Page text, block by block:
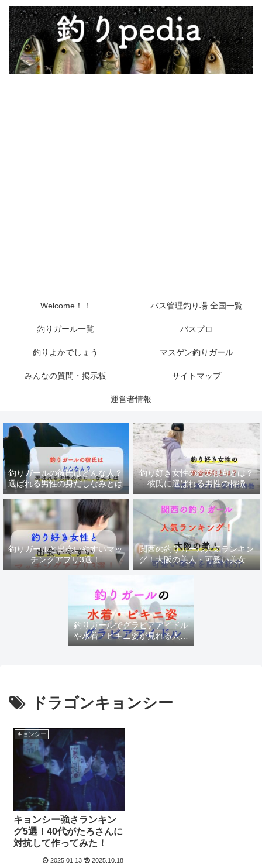
Welcome！！ バス管理釣り場 全国一覧
釣りガール一覧 バスプロ
釣りよかでしょう マスゲン釣りガール
みんなの質問・掲示板 サイトマップ
運営者情報
釣りガールの彼氏はどんな人？
選ばれる男性の身だしなみとは
釣り好き女性の恋愛傾向とは？
彼氏に選ばれる男性の特徴
釣りガールと出会いやすいマッ
チングアプリ3選！
関西の釣りガール人気ランキン
グ！大阪の美人・可愛い美女を
厳選紹介
釣りガールでグラビアアイドル
や水着・ビキニ姿が見れる人気
チャンネル
ドラゴンキョンシー
キョンシー
キョンシー強さランキン
グ5選！40代がたろさんに
対抗して作ってみた！
2025.01.13 2025.10.18